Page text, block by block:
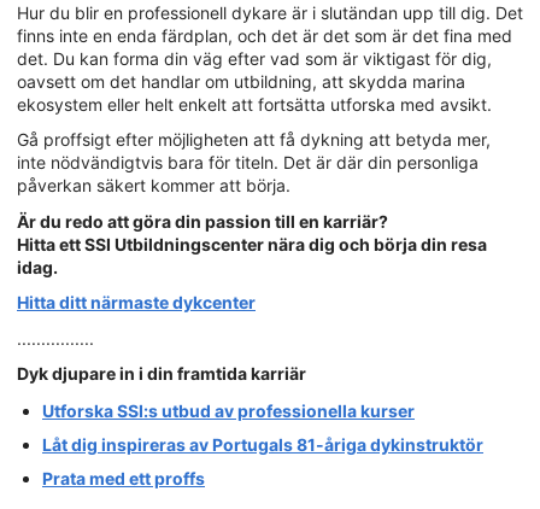
Hur du blir en professionell dykare är i slutändan upp till dig. Det
finns inte en enda färdplan, och det är det som är det fina med
det. Du kan forma din väg efter vad som är viktigast för dig,
oavsett om det handlar om utbildning, att skydda marina
ekosystem eller helt enkelt att fortsätta utforska med avsikt.
Gå proffsigt efter möjligheten att få dykning att betyda mer,
inte nödvändigtvis bara för titeln. Det är där din personliga
påverkan säkert kommer att börja.
Är du redo att göra din passion till en karriär?
Hitta ett SSI Utbildningscenter nära dig och börja din resa
idag.
Hitta ditt närmaste dykcenter
................
Dyk djupare in i din framtida karriär
Utforska SSI:s utbud av professionella kurser
Låt dig inspireras av Portugals 81-åriga dykinstruktör
Prata med ett proffs